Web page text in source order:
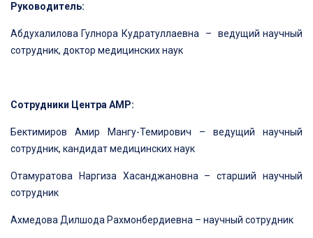
Руководитель:
Абдухалилова Гулнора Кудратуллаевна – ведущий научный
сотрудник, доктор медицинских наук
Сотрудники Центра АМР:
Бектимиров Амир Мангу-Темирович – ведущий научный
сотрудник, кандидат медицинских наук
Отамуратова Наргиза Хасанджановна – старший научный
сотрудник
Ахмедова Дилшода Рахмонбердиевна – научный сотрудник